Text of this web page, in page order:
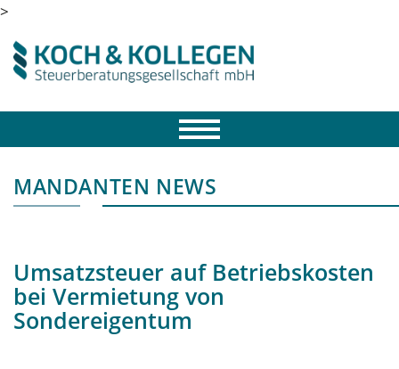
>
MANDANTEN NEWS
Umsatzsteuer auf Betriebskosten
bei Vermietung von
Sondereigentum